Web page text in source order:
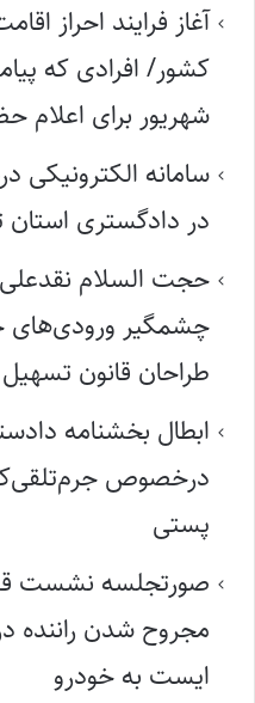
آغاز فرایند احراز
کشور/ افرادی که
شهریور برای اعلام
سامانه
در دادگستری استان
حجت السلام
چشمگیر ورودی‌های
طراحان قانون
ابطال بخشنامه
درخصوص
پستی
صورتجلسه نشست
مجروح شدن راننده
ایست به خودرو